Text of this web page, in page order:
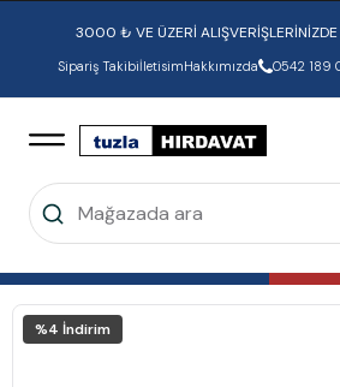
3000 ₺ VE ÜZERİ
Sipariş TakibiİletisimHakkımızda 0542 189
%4 İndirim